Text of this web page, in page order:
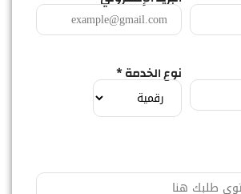
نوع الخدمة *